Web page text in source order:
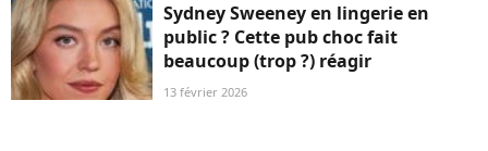
Sydney Sweeney en lingerie en
public ? Cette pub choc fait
beaucoup (trop ?) réagir
13 février 2026